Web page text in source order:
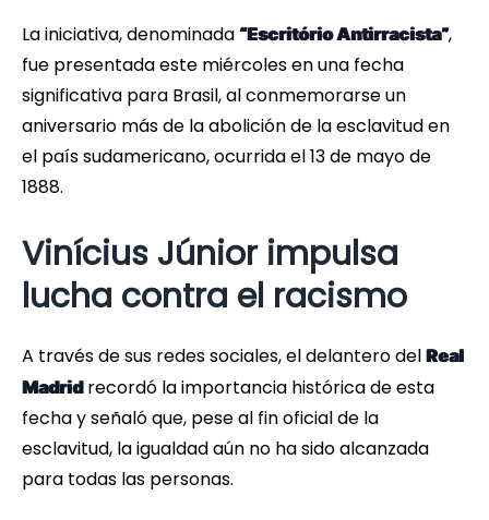
La iniciativa, denominada “Escritório Antirracista”,
fue presentada este miércoles en una fecha
significativa para Brasil, al conmemorarse un
aniversario más de la abolición de la esclavitud en
el país sudamericano, ocurrida el 13 de mayo de
1888.
Vinícius Júnior impulsa
lucha contra el racismo
A través de sus redes sociales, el delantero del Real
Madridrecordó la importancia histórica de esta
fecha y señaló que, pese al fin oficial de la
esclavitud, la igualdad aún no ha sido alcanzada
para todas las personas.